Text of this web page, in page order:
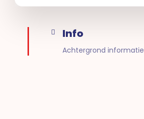
Info
Achtergrond informatie